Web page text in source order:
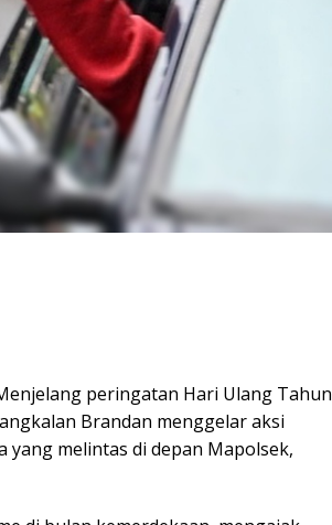
peringatan Hari Ulang Tahun
Brandan menggelar aksi
melintas di depan Mapolsek,